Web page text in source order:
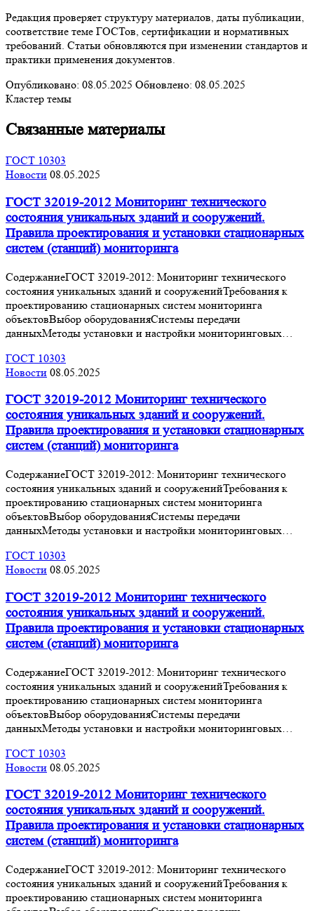
Редакция проверяет структуру материалов, даты публикации,
соответствие теме ГОСТов, сертификации и нормативных
требований. Статьи обновляются при изменении стандартов и
практики применения документов.
Опубликовано: 08.05.2025 Обновлено: 08.05.2025
Кластер темы
Связанные материалы
ГОСТ 10303
Новости 08.05.2025
ГОСТ 32019-2012 Мониторинг технического
состояния уникальных зданий и сооружений.
Правила проектирования и установки стационарных
систем (станций) мониторинга
СодержаниеГОСТ 32019-2012: Мониторинг технического
состояния уникальных зданий и сооруженийТребования к
проектированию стационарных систем мониторинга
объектовВыбор оборудованияСистемы передачи
данныхМетоды установки и настройки мониторинговых…
ГОСТ 10303
Новости 08.05.2025
ГОСТ 32019-2012 Мониторинг технического
состояния уникальных зданий и сооружений.
Правила проектирования и установки стационарных
систем (станций) мониторинга
СодержаниеГОСТ 32019-2012: Мониторинг технического
состояния уникальных зданий и сооруженийТребования к
проектированию стационарных систем мониторинга
объектовВыбор оборудованияСистемы передачи
данныхМетоды установки и настройки мониторинговых…
ГОСТ 10303
Новости 08.05.2025
ГОСТ 32019-2012 Мониторинг технического
состояния уникальных зданий и сооружений.
Правила проектирования и установки стационарных
систем (станций) мониторинга
СодержаниеГОСТ 32019-2012: Мониторинг технического
состояния уникальных зданий и сооруженийТребования к
проектированию стационарных систем мониторинга
объектовВыбор оборудованияСистемы передачи
данныхМетоды установки и настройки мониторинговых…
ГОСТ 10303
Новости 08.05.2025
ГОСТ 32019-2012 Мониторинг технического
состояния уникальных зданий и сооружений.
Правила проектирования и установки стационарных
систем (станций) мониторинга
СодержаниеГОСТ 32019-2012: Мониторинг технического
состояния уникальных зданий и сооруженийТребования к
проектированию стационарных систем мониторинга